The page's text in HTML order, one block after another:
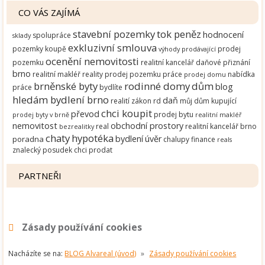
CO VÁS ZAJÍMÁ
sklady spolupráce stavební pozemkytok peněz hodnocení
pozemky koupě exkluzivní smlouva výhody prodávající prodej
pozemku ocenění nemovitosti realitní kancelář daňové přiznání
brno realitní makléř reality prodej pozemku práce prodej domu nabídka
práce brněnské byty bydlíte rodinné domydům blog
hledám bydlení brno realití zákon rd daň můj dům kupující
prodej byty v brně převod chci koupit prodej bytu realitní makléř
nemovitost bezrealitky real obchodní prostory realitní kancelář brno
poradna chatyhypotéka bydleníúvěr chalupy finance reals
znalecký posudek chci prodat
PARTNEŘI
Zásady používání cookies
Nacházíte se na: BLOG Alvareal (úvod) » Zásady používání cookies